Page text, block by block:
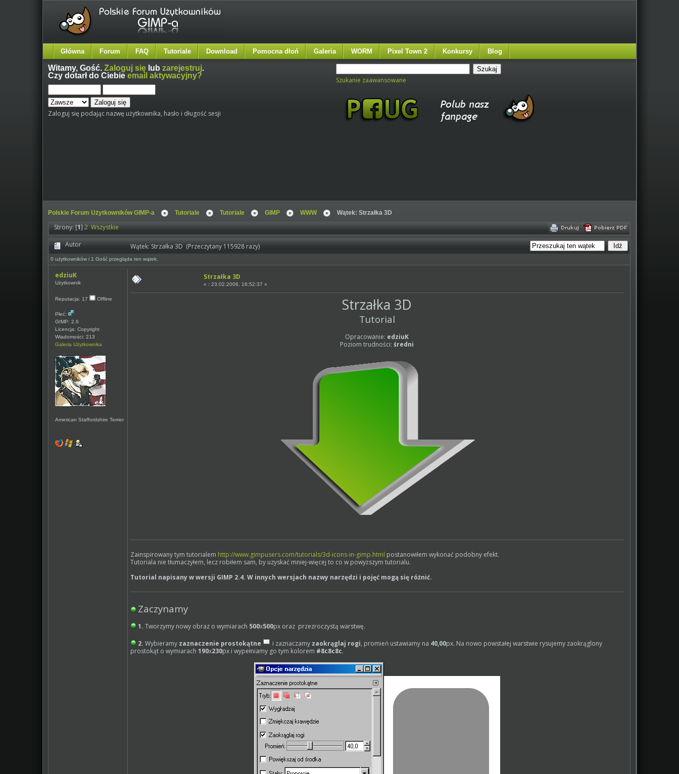
Główna Forum FAQ Tutoriale Download Pomocna dłoń Galeria WORM Pixel Town 2 Konkursy Blog
Witamy,Gość.Zaloguj się lubzarejestruj.
Czy dotarł do Ciebieemail aktywacyjny?
Zaloguj się podając nazwę użytkownika, hasło i długość sesji
Szukanie zaawansowane
Polskie Forum Użytkowników GIMP-a Tutoriale Tutoriale GIMP WWW Wątek: Strzałka 3D
Strony: [1]2 Wszystkie
Autor
Wątek: Strzałka 3D (Przeczytany 115928 razy)
0 użytkowników i 1 Gość przegląda ten wątek.
edziuK
Użytkownik
Reputacja: 17 Offline
Płeć:
GIMP: 2.6
Licencja: Copyright
Wiadomości: 213
Galeria Użytkownika
American Staffordshire Terrier
Strzałka 3D
« :23.02.2008, 16:52:37 »
Strzałka 3D
Tutorial
Opracowanie: edziuK
Poziom trudności:średni
Zainspirowany tym tutorialem http://www.gimpusers.com/tutorials/3d-icons-in-gimp.html postanowiłem wykonać podobny efekt.
Tutoriala nie tłumaczyłem, lecz robiłem sam, by uzyskać mniej-więcej to co w powyższym tutorialu.
Tutorial napisany w wersji GIMP 2.4. W innych wersjach nazwy narzędzi i pojęć mogą się różnić.
Zaczynamy
1. Tworzymy nowy obraz o wymiarach 500x500px oraz przezroczystą warstwę.
2. Wybieramy zaznaczenie prostokątne i zaznaczamy zaokrąglaj rogi, promień ustawiamy na 40,00px. Na nowo powstałej warstwie rysujemy zaokrąglony
prostokąt o wymiarach 190x230px i wypełniamy go tym kolorem #8c8c8c.